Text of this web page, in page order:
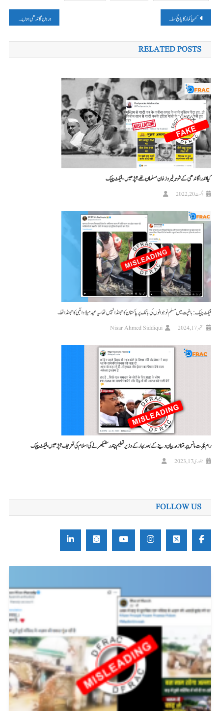
پوسٹوں
کی
نیویگیشن
کنہیا کمار کا پانچ سال پرانا ویڈیو ایڈٹ کرکے گمراہ کُن دعوے کے ساتھ وائرل، پڑھیں، فیکٹ چیک ورون گاندھی ہوں گے امیٹھی سے کانگریس کے امیدوار؟ جانیں، سوشل میڈیا پر وائرل پریس ریلیز کی حقیقت
RELATED POSTS
کیا اندرا گاندھی کے شوہر فیروز خان مسلمان تھے؟ پڑھیں-فیکٹ چیک
اگست 20, 2022
فیکٹ چیک: باغپت میں مسلم نوجوانوں کی بائک پر پاکستان کا جھنڈا نہیں تھا، یہ عید میلاد النبی کا جھنڈا تھا۔
ستمبر 17, 2024 Nisar Ahmed Siddiqui
رام چَرِت مانس پر متنازعہ بیان دینے کے بعد بہار کے وزیر تعلیم چندر شیکھر نے کی اسلام کی تعریف؟ پڑھیں، فیکٹ چیک
جنوری 17, 2023
FOLLOW US